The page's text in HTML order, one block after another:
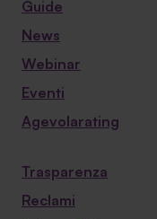
Guide
News
Webinar
Eventi
Agevolarating
Trasparenza
Reclami